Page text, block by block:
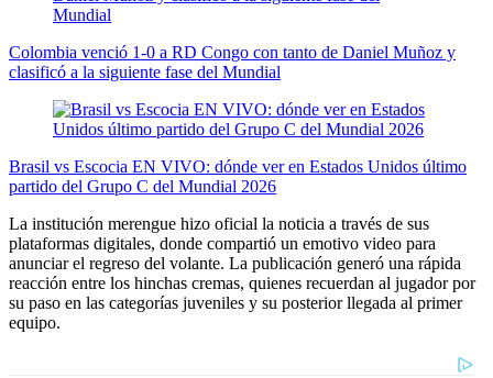
Colombia venció 1-0 a RD Congo con tanto de Daniel Muñoz y
clasificó a la siguiente fase del Mundial
Brasil vs Escocia EN VIVO: dónde ver en Estados Unidos último
partido del Grupo C del Mundial 2026
La institución merengue hizo oficial la noticia a través de sus
plataformas digitales, donde compartió un emotivo video para
anunciar el regreso del volante. La publicación generó una rápida
reacción entre los hinchas cremas, quienes recuerdan al jugador por
su paso en las categorías juveniles y su posterior llegada al primer
equipo.